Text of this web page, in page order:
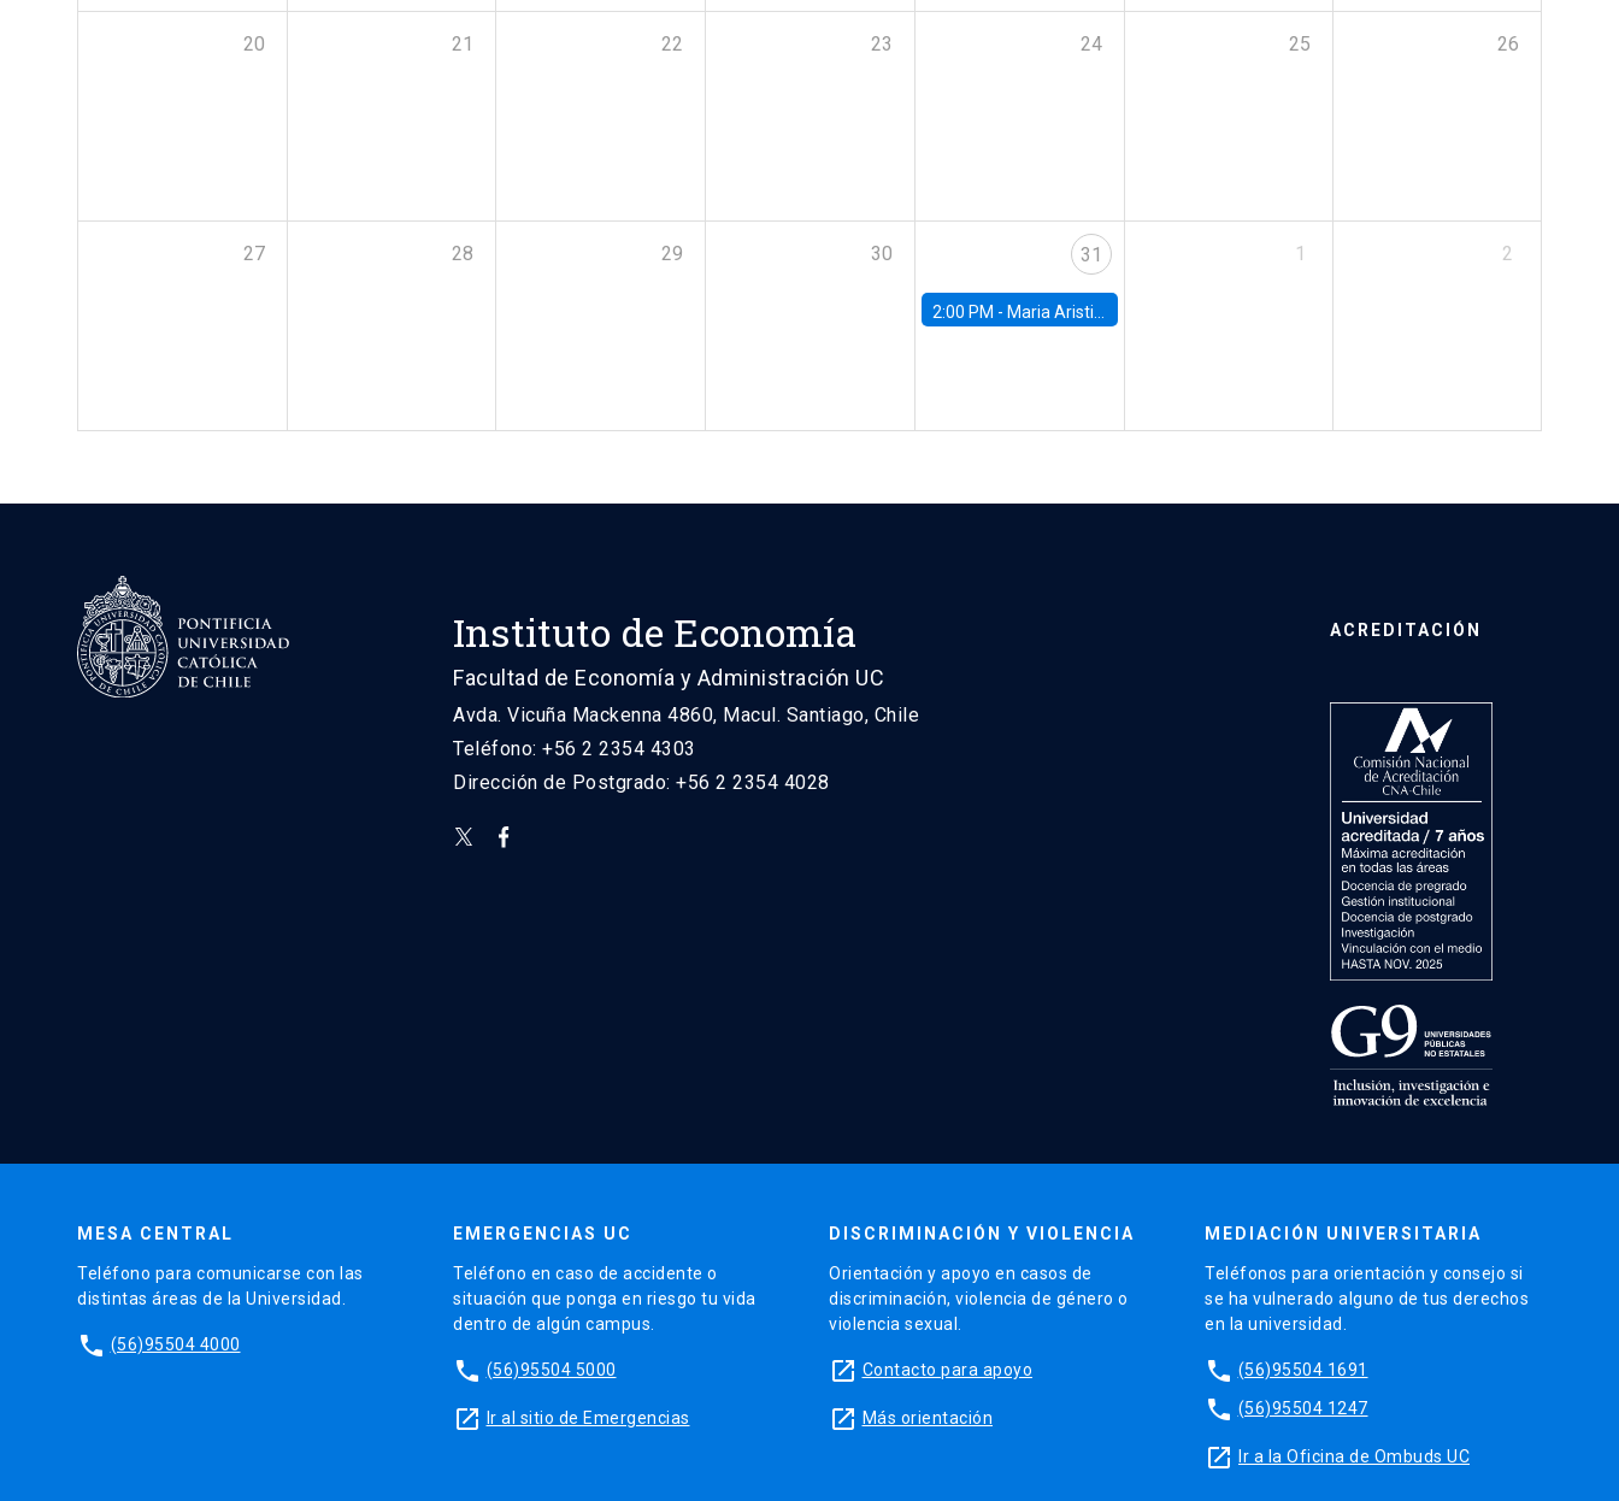
20 21 22 23 24 25 26
27 28 29 30 31
2:00 PM - Maria Aristizabal-Ramirez, FED Board
1 2
Instituto de Economía
Facultad de Economía y Administración UC
Avda. Vicuña Mackenna 4860, Macul. Santiago, Chile
Teléfono: +56 2 2354 4303
Dirección de Postgrado: +56 2 2354 4028
ACREDITACIÓN
MESA CENTRAL
Teléfono para comunicarse con las
distintas áreas de la Universidad.
phone (56)95504 4000
EMERGENCIAS UC
Teléfono en caso de accidente o
situación que ponga en riesgo tu vida
dentro de algún campus.
phone (56)95504 5000
launch Ir al sitio de Emergencias
DISCRIMINACIÓN Y VIOLENCIA
Orientación y apoyo en casos de
discriminación, violencia de género o
violencia sexual.
launch Contacto para apoyo
launch Más orientación
MEDIACIÓN UNIVERSITARIA
Teléfonos para orientación y consejo si
se ha vulnerado alguno de tus derechos
en la universidad.
phone (56)95504 1691
phone (56)95504 1247
launch Ir a la Oficina de Ombuds UC